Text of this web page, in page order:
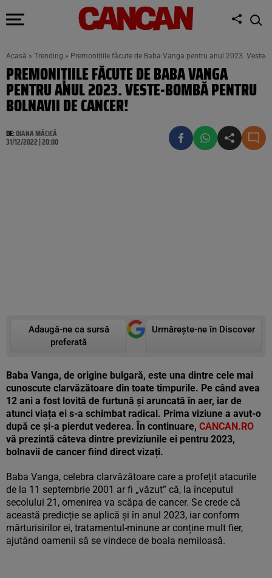
Acasă » Trending » Premonițiile făcute de Baba Vanga pentru anul 2023. Veste-
PREMONIȚIILE FĂCUTE DE BABA VANGA
PENTRU ANUL 2023. VESTE-BOMBĂ PENTRU
BOLNAVII DE CANCER!
DE:DIANA MĂCICĂ
31/12/2022 | 20:00
Adaugă-ne ca sursă
preferată
Urmărește-ne în Discover
Baba Vanga, de origine bulgară, este una dintre cele mai
cunoscute clarvăzătoare din toate timpurile. Pe când avea
12 ani a fost lovită de furtună și aruncată în aer, iar de
atunci viața ei s-a schimbat radical. Prima viziune a avut-o
după ce și-a pierdut vederea. În continuare, CANCAN.RO
vă prezintă câteva dintre previziunile ei pentru 2023,
bolnavii de cancer fiind direct vizați.
Baba Vanga, celebra clarvăzătoare care a profețit atacurile
de la 11 septembrie 2001 ar fi „văzut” că, la începutul
secolului 21, omenirea va scăpa de cancer. Se crede că
această predicție se aplică și în anul 2023, iar conform
mărturisirilor ei, tratamentul-minune ar conține mult fier,
ajutând oamenii să se vindece de boala nemiloasă.